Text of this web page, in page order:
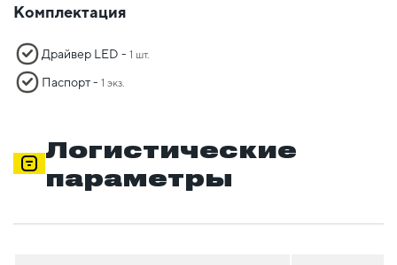
Комплектация
Драйвер LED - 1 шт.
Паспорт - 1 экз.
Логистические
параметры